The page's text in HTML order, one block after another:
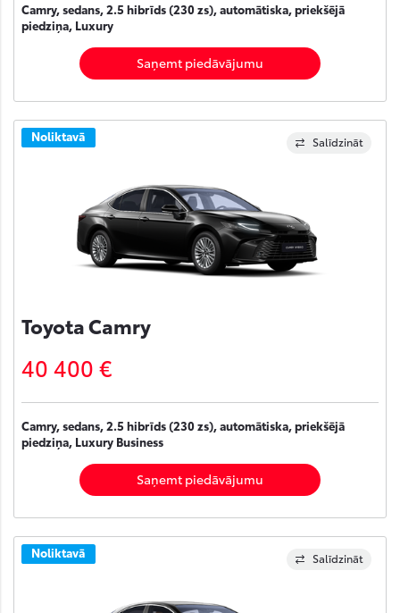
Camry, sedans, 2.5 hibrīds (230 zs), automātiska, priekšējā
piedziņa, Luxury
Saņemt piedāvājumu
Salīdzināt
Noliktavā
Toyota Camry
40 400 €
Camry, sedans, 2.5 hibrīds (230 zs), automātiska, priekšējā
piedziņa, Luxury Business
Saņemt piedāvājumu
Salīdzināt
Noliktavā